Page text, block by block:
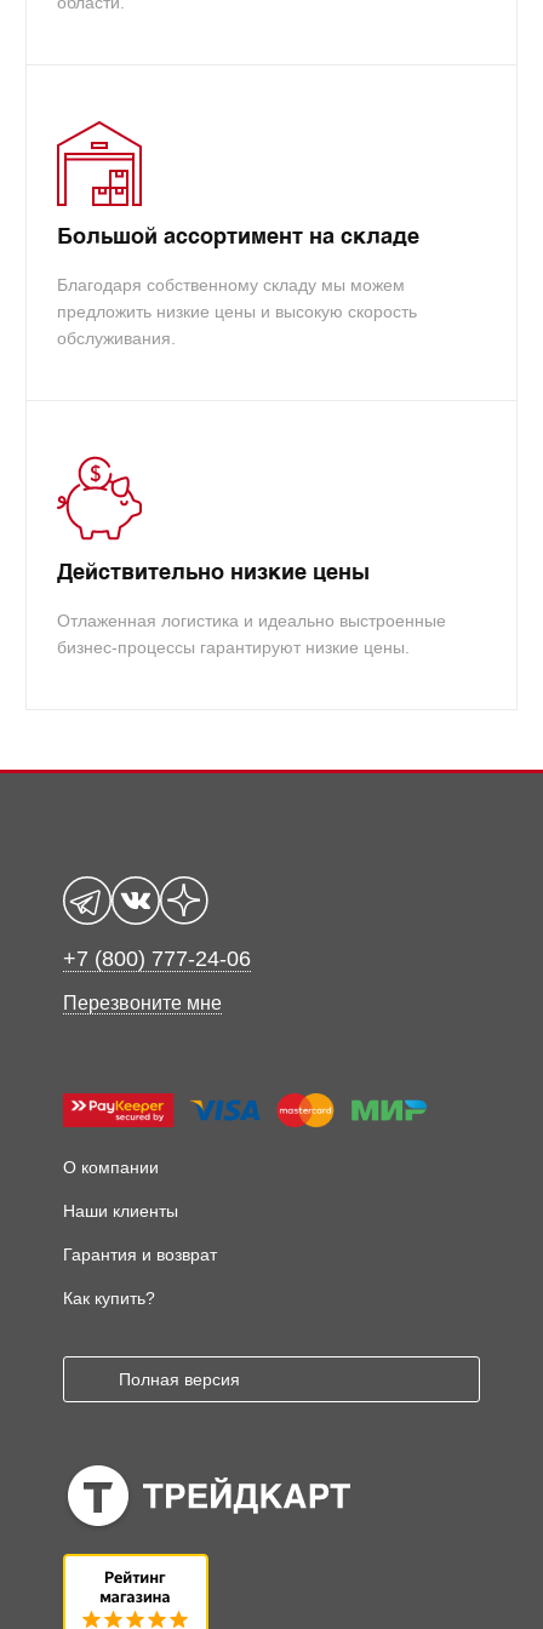
Большой ассортимент на складе
Благодаря собственному складу мы можем
предложить низкие цены и высокую скорость
обслуживания.
Действительно низкие цены
Отлаженная логистика и идеально выстроенные
бизнес-процессы гарантируют низкие цены.
+7 (800) 777-24-06
Перезвоните мне
О компании
Наши клиенты
Гарантия и возврат
Как купить?
Полная версия